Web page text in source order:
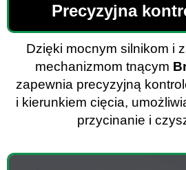
Precyzyjna
Dzięki mocnym silnikom i
mechanizmom tnącym
zapewnia precyzyjną
i kierunkiem cięcia,
przycinanie i